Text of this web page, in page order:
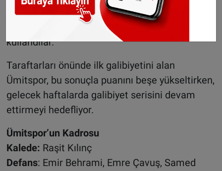
belediyesindeki dernekler ve taraftarlarımızın
desteği de bizi gururlandırıyor,” ifadelerini
kullandılar.
Taraftarları önünde ilk galibiyetini alan
Ümitspor, bu sonuçla puanını beşe yükseltirken,
gelecek haftalarda galibiyet serisini devam
ettirmeyi hedefliyor.
Ümitspor’un Kadrosu
Kalede: Raşit Kılınç
Defans: Emir Behrami, Emre Çavuş, Samed